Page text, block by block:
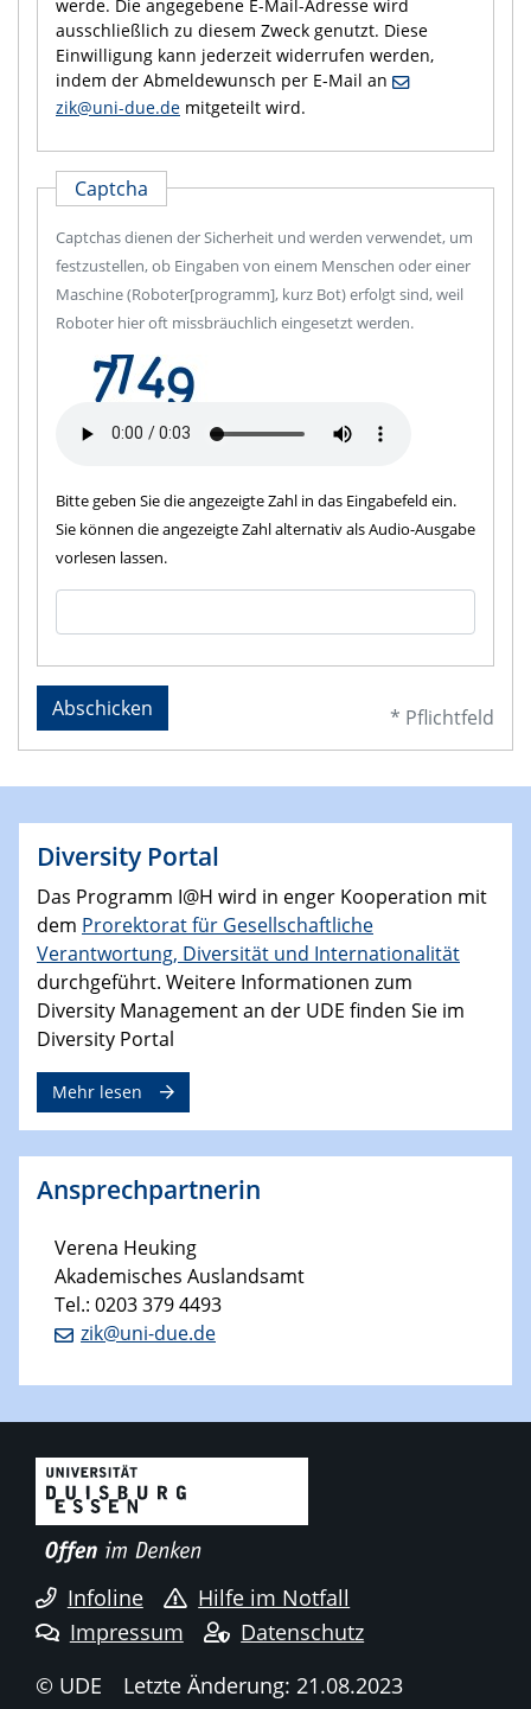
werde. Die angegebene E-Mail-Adresse wird
ausschließlich zu diesem Zweck genutzt. Diese
Einwilligung kann jederzeit widerrufen werden,
indem der Abmeldewunsch per E-Mail an
zik@uni-due.de mitgeteilt wird.
Captcha
Captchas dienen der Sicherheit und werden verwendet, um
festzustellen, ob Eingaben von einem Menschen oder einer
Maschine (Roboter[programm], kurz Bot) erfolgt sind, weil
Roboter hier oft missbräuchlich eingesetzt werden.
Bitte geben Sie die angezeigte Zahl in das Eingabefeld ein.
Sie können die angezeigte Zahl alternativ als Audio-Ausgabe
vorlesen lassen.
Abschicken * Pflichtfeld
Diversity Portal
Das Programm I@H wird in enger Kooperation mit
dem Prorektorat für Gesellschaftliche
Verantwortung, Diversität und Internationalität
durchgeführt. Weitere Informationen zum
Diversity Management an der UDE finden Sie im
Diversity Portal
Mehr lesen
Ansprechpartnerin
Verena Heuking
Akademisches Auslandsamt
Tel.: 0203 379 4493
zik@uni-due.de
Infoline
Hilfe im Notfall
Impressum
Datenschutz
© UDE
Letzte Änderung: 21.08.2023